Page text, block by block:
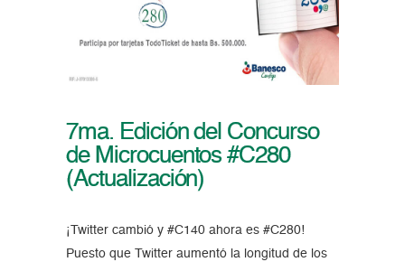
7ma. Edición del Concurso
de Microcuentos #C280
(Actualización)
¡Twitter cambió y #C140 ahora es #C280!
Puesto que Twitter aumentó la longitud de los